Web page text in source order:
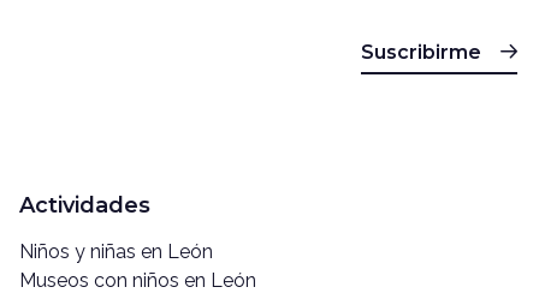
Suscribirme
Actividades
Niños y niñas en León
Museos con niños en León